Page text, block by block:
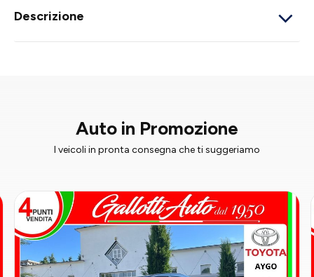
Descrizione
Auto in Promozione
I veicoli in pronta consegna che ti suggeriamo